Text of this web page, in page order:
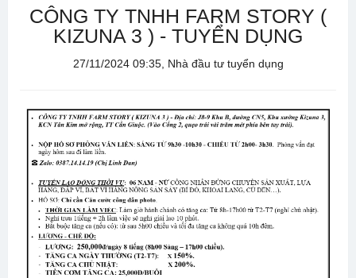
CÔNG TY TNHH FARM STORY (
KIZUNA 3 ) - TUYỂN DỤNG
27/11/2024 09:35, Nhà đầu tư tuyển dụng